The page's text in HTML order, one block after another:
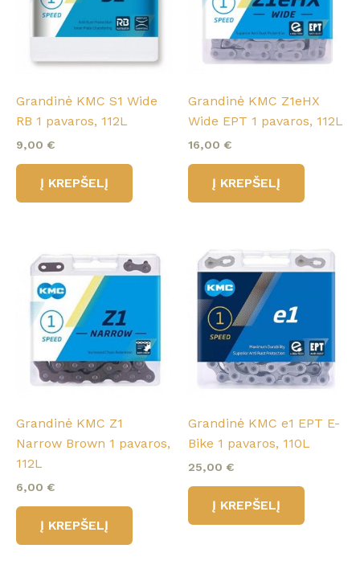
Grandinė KMC S1 Wide
RB 1 pavaros, 112L
9,00 €
Į KREPŠELĮ
Grandinė KMC Z1eHX
Wide EPT 1 pavaros, 112L
16,00 €
Į KREPŠELĮ
Grandinė KMC Z1
Narrow Brown 1 pavaros,
112L
6,00 €
Į KREPŠELĮ
Grandinė KMC e1 EPT E-
Bike 1 pavaros, 110L
25,00 €
Į KREPŠELĮ